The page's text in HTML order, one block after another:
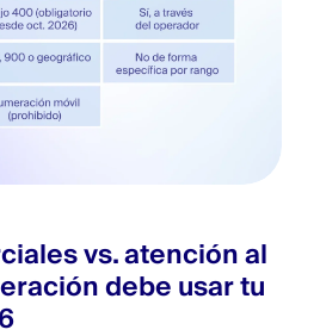
vs. atención al
debe usar tu